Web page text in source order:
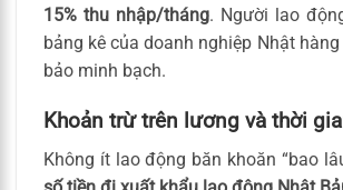
15% thu nhập/tháng. Người lao
bảng kê của doanh nghiệp Nhật
bảo minh bạch.
Khoản trừ trên lương và thời
Không ít lao động băn khoăn “bao